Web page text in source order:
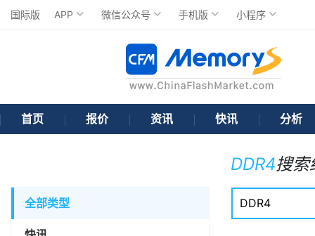
国际版 APP 微信公众号 手机版 小程序
首页 报价 资讯 快讯 分析
全部类型
DDR4搜索